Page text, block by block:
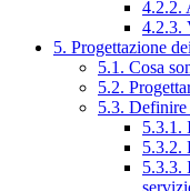
4.2.2.
4.2.3.
5. Progettazione
5.1. Cosa
5.2.
5.3.
5.3.1.
5.3.2.
5.3.3.